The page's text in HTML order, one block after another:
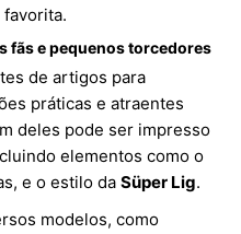
fãs e pequenos torcedores
de artigos para
práticas e atraentes
deles pode ser impresso
elementos como o
e o estilo da Süper Lig.
modelos, como